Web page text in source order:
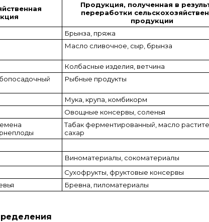
Продукция, полученная в
переработки
продукции
Брынза, пряжа
Масло сливочное, сыр, брынза
Колбасные изделия, ветчина
Рыбные продукты
Мука, крупа, комбикорм
Овощные консервы, соленья
Табак ферментированный, масло
сахар
Виноматериалы, сокоматериалы
Сухофрукты, фруктовые консервы
Бревна, пиломатериалы